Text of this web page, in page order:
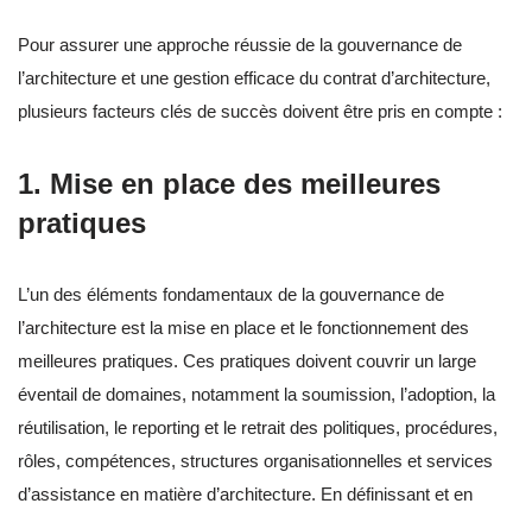
Pour assurer une approche réussie de la gouvernance de
l’architecture et une gestion efficace du contrat d’architecture,
plusieurs facteurs clés de succès doivent être pris en compte :
1. Mise en place des meilleures
pratiques
L’un des éléments fondamentaux de la gouvernance de
l’architecture est la mise en place et le fonctionnement des
meilleures pratiques. Ces pratiques doivent couvrir un large
éventail de domaines, notamment la soumission, l’adoption, la
réutilisation, le reporting et le retrait des politiques, procédures,
rôles, compétences, structures organisationnelles et services
d’assistance en matière d’architecture. En définissant et en